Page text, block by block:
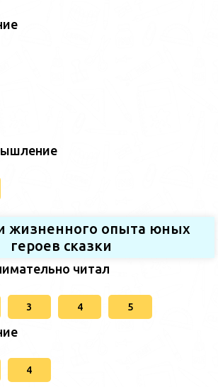
жизненного опыта юных
героев сказки
читал
3 4 5
4